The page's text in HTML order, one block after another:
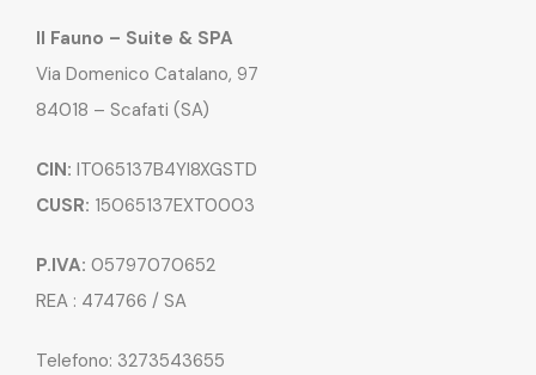
Il Fauno – Suite & SPA
Via Domenico Catalano, 97
84018 – Scafati (SA)
CIN: IT065137B4YI8XGSTD
CUSR: 15065137EXT0003
P.IVA: 05797070652
REA : 474766 / SA
Telefono: 3273543655